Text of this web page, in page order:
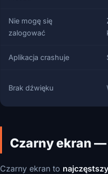
Nie mogę się
zalogować
Aplikacja crashuje
Brak dźwięku
Czarny ekran
Czarny ekran to